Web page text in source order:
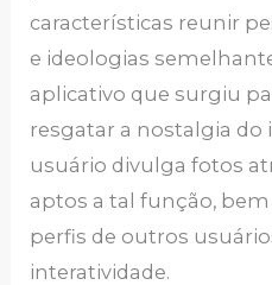
características reunir
e ideologias
aplicativo que surgiu
resgatar a nostalgia do
usuário divulga fotos
aptos a tal função,
perfis de outros
interatividade.